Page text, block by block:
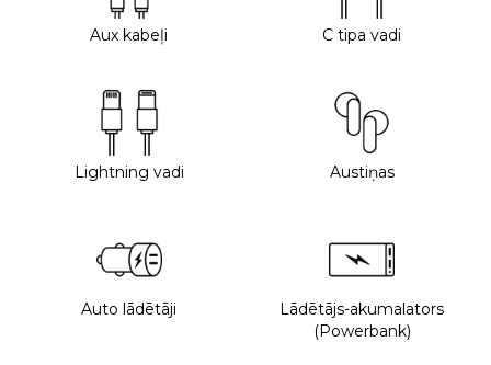
Aux kabeļi C tipa vadi
Lightning vadi Austiņas
Auto lādētāji
Lādētājs-akumalators
(Powerbank)